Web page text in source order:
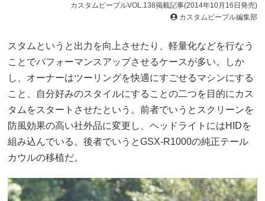
カスタムピープルVOL.138掲載記事(2014年10月16日発売)
カスタムピープル編集部
スタムというと出力を向上させたり、軽量化などを行なう
ことでパフォーマンスアップさせるケースが多い。しか
し、オーナーはツーリングを快適にすごせるマシンにする
こと、自分好みのスタイルにすることの二つを目的にカス
タムをスタートさせたという。前者でいうとスクリーンを
防風効果の高い社外品に変更し、ヘッドライトにはHIDを
組み込んでいる。後者でいうとGSX-R1000の純正テール
カウルの移植だ。